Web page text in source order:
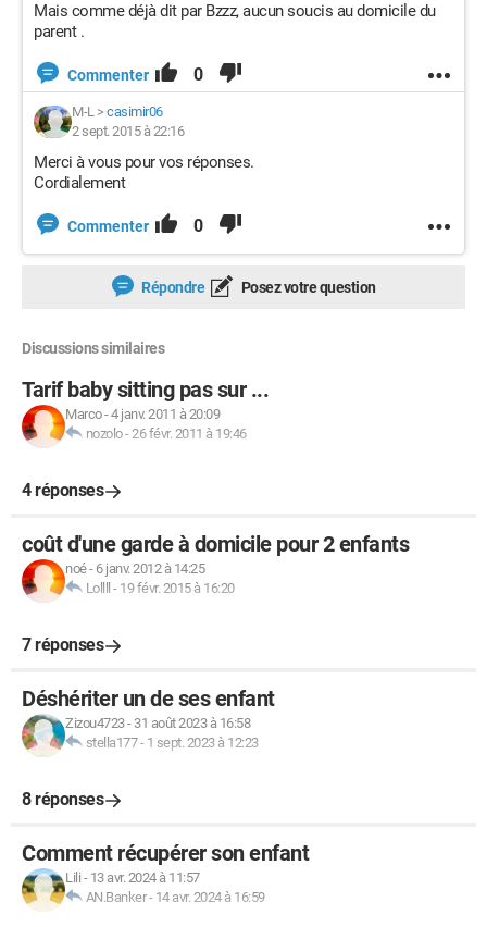
Mais comme déjà dit par Bzzz, aucun soucis au domicile du
parent .
Commenter 0
M-L> casimir06
2 sept. 2015 à 22:16
Merci à vous pour vos réponses.
Cordialement
Commenter 0
Répondre Posez votre question
Discussions similaires
Tarif baby sitting pas sur ...
Marco-4 janv. 2011 à 20:09
nozolo-26 févr. 2011 à 19:46
4 réponses
coût d'une garde à domicile pour 2 enfants
noé- 6 janv. 2012 à 14:25
Lollll - 19 févr. 2015 à 16:20
7 réponses
Déshériter un de ses enfant
Zizou4723- 31 août 2023 à 16:58
stella177- 1 sept. 2023 à 12:23
8 réponses
Comment récupérer son enfant
Lili - 13 avr. 2024 à 11:57
AN.Banker- 14 avr. 2024 à 16:59